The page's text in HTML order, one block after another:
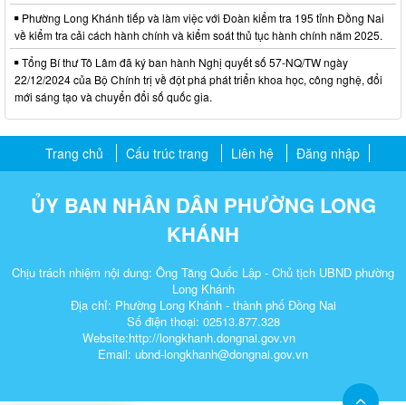
Phường Long Khánh tiếp và làm việc với Đoàn kiểm tra 195 tỉnh Đồng Nai
về kiểm tra cải cách hành chính và kiểm soát thủ tục hành chính năm 2025.
Tổng Bí thư Tô Lâm đã ký ban hành Nghị quyết số 57-NQ/TW ngày
22/12/2024 của Bộ Chính trị về đột phá phát triển khoa học, công nghệ, đổi
mới sáng tạo và chuyển đổi số quốc gia.
Trang chủ Cấu trúc trang Liên hệ Đăng nhập
ỦY BAN NHÂN DÂN PHƯỜNG LONG
KHÁNH
Chịu trách nhiệm nội dung: Ông Tăng Quốc Lập - Chủ tịch UBND phường
Long Khánh
Địa chỉ: Phường Long Khánh - thành phố Đồng Nai
Số điện thoại: 02513.877.328
Website:http://longkhanh.dongnai.gov.vn
Email: ubnd-longkhanh@dongnai.gov.vn​